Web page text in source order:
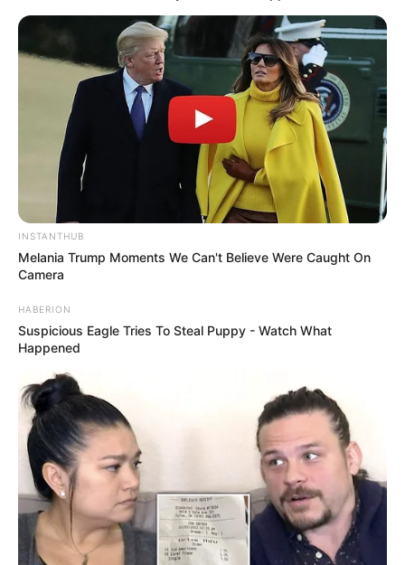
INSTANTHUB
Melania Trump Moments We Can't Believe Were Caught On
Camera
HABERION
Suspicious Eagle Tries To Steal Puppy - Watch What
Happened